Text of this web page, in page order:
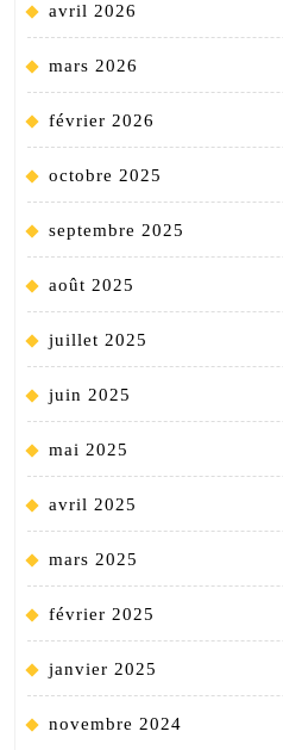
avril 2026
mars 2026
février 2026
octobre 2025
septembre 2025
août 2025
juillet 2025
juin 2025
mai 2025
avril 2025
mars 2025
février 2025
janvier 2025
novembre 2024